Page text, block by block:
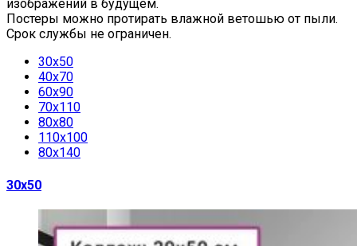
изображений в будущем.
Постеры можно протирать влажной ветошью от пыли.
Срок службы не ограничен.
30х50
40х70
60х90
70х110
80х80
110х100
80х140
30х50